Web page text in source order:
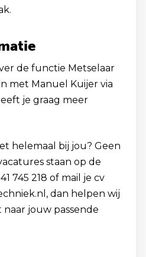
de functie Metselaar
met Manuel Kuijer via
je graag meer
helemaal bij jou? Geen
staan op de
745 218 of mail je cv
dan helpen wij
jouw passende